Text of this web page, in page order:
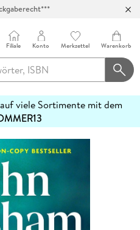
Filiale Konto Merkzettel Warenkorb
viele Sortimente mit dem